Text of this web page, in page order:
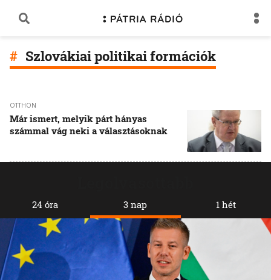
Szlovákiai politikai formációk
OTTHON
Már ismert, melyik párt hányas
számmal vág neki a választásoknak
24 óra 3 nap 1 hét